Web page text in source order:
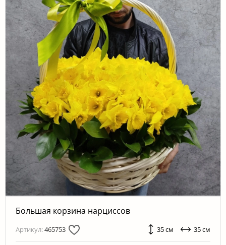
Большая корзина нарциссов
Артикул:465753 35 см 35 см